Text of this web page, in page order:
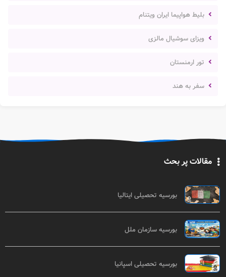
بلیط هواپیما ایران ویتنام
ویزای سوشیال مالزی
تور ارمنستان
سفر به هند
مقالات پر بحث
بورسیه تحصیلی ایتالیا
بورسیه سازمان ملل
بورسیه تحصیلی اسپانیا